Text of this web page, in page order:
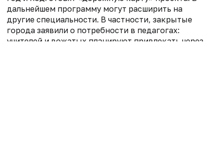
дальнейшем программу могут расширить на
другие специальности. В частности, закрытые
города заявили о потребности в педагогах:
учителей и вожатых планируют привлекать через